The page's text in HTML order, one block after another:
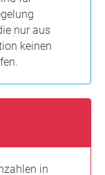
nur aus
keinen
in